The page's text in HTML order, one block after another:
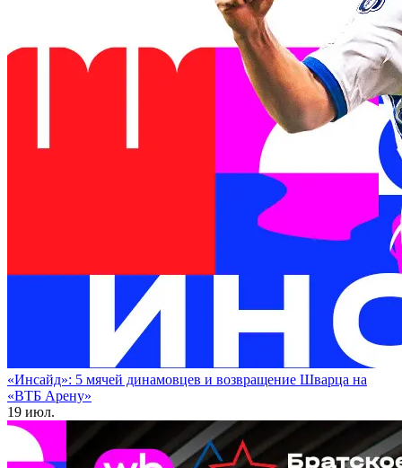
«Инсайд»: 5 мячей динамовцев и возвращение Шварца на
«ВТБ Арену»
19 июл.